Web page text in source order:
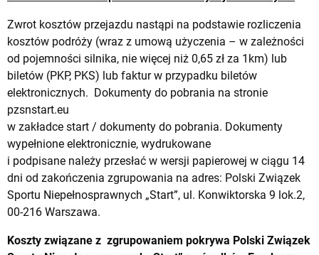
Zwrot kosztów przejazdu nastąpi na podstawie rozliczenia
kosztów podróży (wraz z umową użyczenia – w zależności
od pojemności silnika, nie więcej niż 0,65 zł za 1km) lub
biletów (PKP, PKS) lub faktur w przypadku biletów
elektronicznych. Dokumenty do pobrania na stronie
pzsnstart.eu
w zakładce start / dokumenty do pobrania. Dokumenty
wypełnione elektronicznie, wydrukowane
i podpisane należy przesłać w wersji papierowej w ciągu 14
dni od zakończenia zgrupowania na adres: Polski Związek
Sportu Niepełnosprawnych „Start”, ul. Konwiktorska 9 lok.2,
00-216 Warszawa.
Koszty związane z zgrupowaniem pokrywa Polski Związek